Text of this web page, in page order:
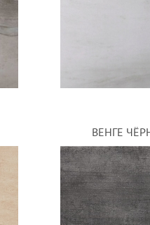
ВЕНГЕ